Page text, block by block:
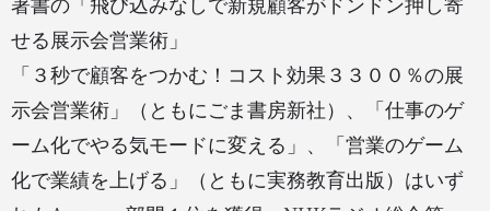
せる展示会営業術」
「３秒で顧客をつかむ！コスト効果３３００％の展
示会営業術」（ともにごま書房新社）、「仕事のゲ
ーム化でやる気モードに変える」、「営業のゲーム
化で業績を上げる」（ともに実務教育出版）はいず